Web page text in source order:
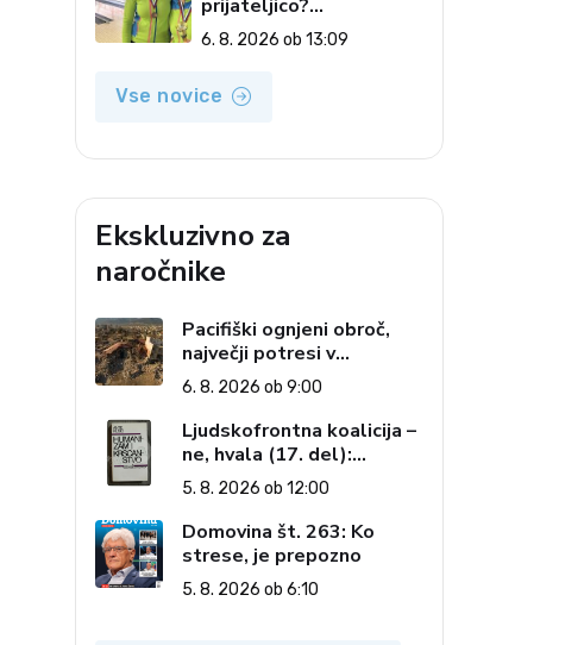
prijateljico?
Krivolutskaya kljub
zaporni kazni prišla do
6. 8. 2026 ob 13:09
Vse novice
Ekskluzivno za
naročnike
Pacifiški ognjeni obroč,
največji potresi v
zgodovini in cena pozabe
6. 8. 2026 ob 9:00
Ljudskofrontna koalicija –
ne, hvala (17. del):
Priprave na sestop z
oblasti – dvorska
opozicija 6: Gramsci na
delu: Revija 2000 in
revolucionarna izvotlitev
krščanstva
5. 8. 2026 ob 12:00
Domovina št. 263: Ko
strese, je prepozno
5. 8. 2026 ob 6:10